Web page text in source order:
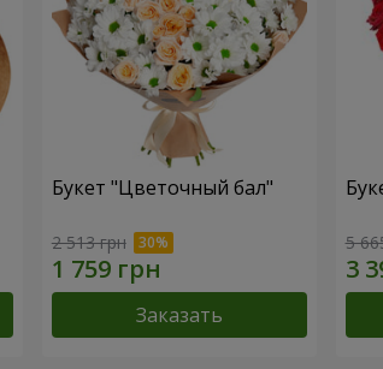
Букет "Цветочный бал"
2 513 грн
Заказать
5